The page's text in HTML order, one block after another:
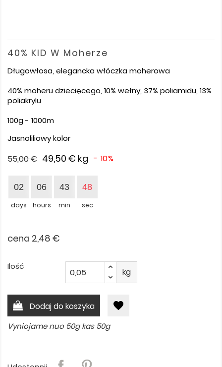
40% KID W Moherze
Długowłosa, elegancka włóczka moherowa
40% moheru dziecięcego, 10% wełny, 37% poliamidu, 13%
poliakrylu
100g - 1000m
Jasnoliliowy kolor
49,50 € kg - 10%
55,00 €
02
days
06
hours
43
min
48
sec
cena 2,48 €
Ilość
kg
Dodaj do koszyka favorite
Vyniojame nuo 50g kas 50g